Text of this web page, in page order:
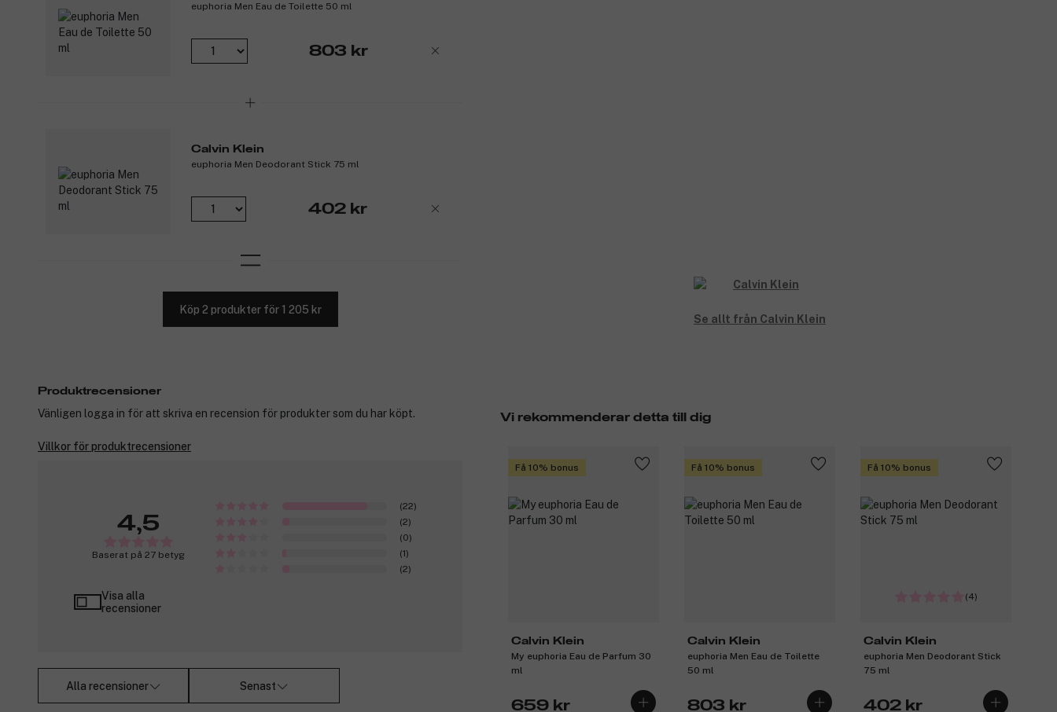
euphoria Men Eau de Toilette 50 ml
803 kr
Calvin Klein
euphoria Men Deodorant Stick 75 ml
402 kr
Köp 2 produkter för 1 205 kr
Se allt från Calvin Klein
Vi rekommenderar detta till dig
Få 10% bonus
Calvin Klein
My euphoria Eau de Parfum 30
ml
659 kr
Få 10% bonus
Calvin Klein
euphoria Men Eau de Toilette
50 ml
803 kr
Få 10% bonus
(4)
Calvin Klein
euphoria Men Deodorant Stick
75 ml
402 kr
Produktrecensioner
Vänligen logga in för att skriva en recension för produkter som du har köpt.
Villkor för produktrecensioner
4,5
Baserat på 27 betyg
(22)
(2)
(0)
(1)
(2)
Visa alla
recensioner
Alla recensioner Senast